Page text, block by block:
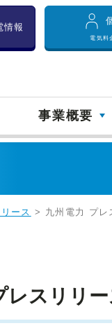
情報
電気料
事業概要
ース > 九州電力 プレ
レスリリ